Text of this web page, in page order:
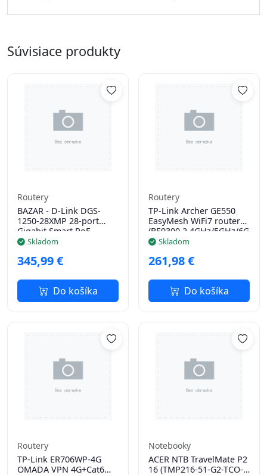
Súvisiace produkty
Routery
BAZAR - D-Link DGS-
1250-28XMP 28-port
Gigabit Smart PoE
Switch, 24x GbE PoE+, 4x
Poškozený obal (Komple
Skladom
345,99 €
Do košíka
Routery
TP-Link Archer GE550
EasyMesh WiFi7 router
(BE9300,2,4GHz/5GHz/
Skladom
261,98 €
Do košíka
Routery
TP-Link ER706WP-4G
OMADA VPN 4G+Cat6
Notebooky
ACER NTB TravelMate P2
16 (TMP216-51-G2-TCO-